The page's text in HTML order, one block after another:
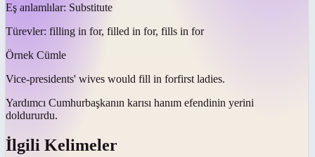
Eş anlamlılar: Substitute
Türevler: filling in for, filled in for, fills in for
Örnek Cümle
Vice-presidents' wives would fill in forfirst ladies.
Yardımcı Cumhurbaşkanın karısı hanım efendinin yerini
doldururdu.
İlgili Kelimeler